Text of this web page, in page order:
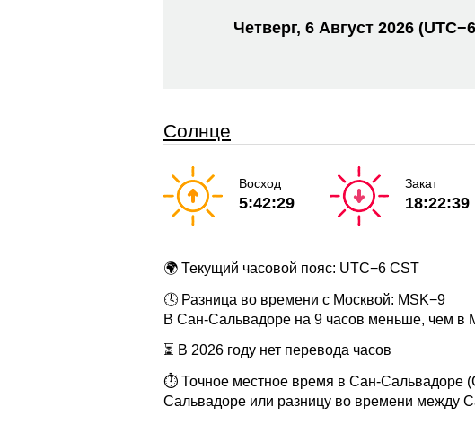
Четверг, 6 Август 2026 (UTC−
Солнце
Восход
5:42:29
Закат
18:22:39
🌍 Текущий часовой пояс: UTC−6 CST
🕓 Разница во времени с Москвой: MSK−9
В Сан-Сальвадоре на 9 часов меньше, чем в
⏳ В 2026 году нет перевода часов
⏱ Точное местное время в Сан-Сальвадоре
Сальвадоре или разницу во времени между